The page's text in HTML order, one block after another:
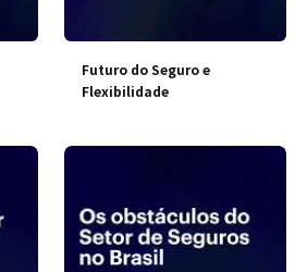
Futuro do Seguro e
Flexibilidade